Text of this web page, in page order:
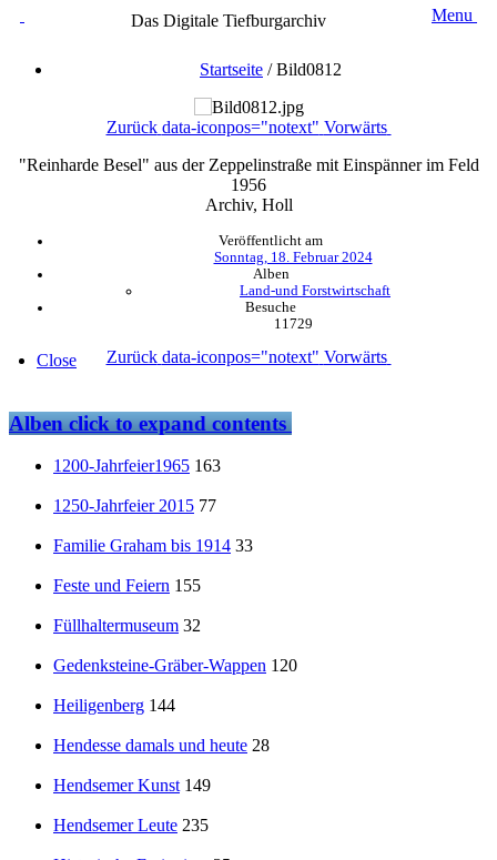
Das Digitale Tiefburgarchiv Menu
Startseite /Bild0812
Zurück data-iconpos="notext" Vorwärts
"Reinharde Besel" aus der Zeppelinstraße mit Einspänner im Feld
1956
Archiv, Holl
Veröffentlicht am
Sonntag, 18. Februar 2024
Alben
Land-und Forstwirtschaft
Besuche
11729
Zurück data-iconpos="notext" Vorwärts
Close
Albenclick to expand contents
1200-Jahrfeier1965 163
1250-Jahrfeier 2015 77
Familie Graham bis 1914 33
Feste und Feiern 155
Füllhaltermuseum 32
Gedenksteine-Gräber-Wappen 120
Heiligenberg 144
Hendesse damals und heute 28
Hendsemer Kunst 149
Hendsemer Leute 235